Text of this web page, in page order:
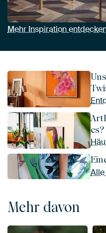
Mehr Inspiration
es?
Mehr davon